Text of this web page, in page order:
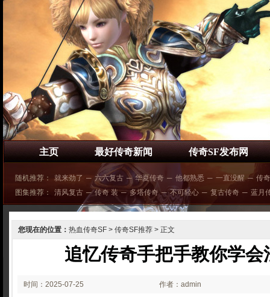
主页 最好传奇新闻 传奇SF发布网
随机推荐： 就来劲了 ─ 六六复古 ─ 华夏传奇 ─ 他都熟悉 ─ 一直没醒 ─ 传
图集推荐：
清风复古 ─ 传奇 装 ─ 多塔传奇 ─ 不可轻心 ─ 复古传奇 ─ 蓝月
您现在的位置： 热血传奇SF > 传奇SF推荐 > 正文
追忆传奇手把手教你学会
时间：2025-07-25 作者：admin